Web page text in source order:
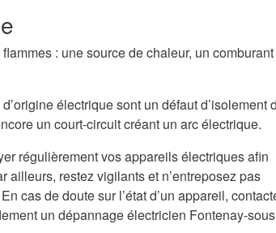
: une source de chaleur, un comburant
électrique sont un défaut d’isolement
un court-circuit créant un arc électrique.
régulièrement vos appareils électriques afin
ailleurs, restez vigilants et n’entreposez pas
cas de doute sur l’état d’un appareil,
un dépannage électricien Fontenay-